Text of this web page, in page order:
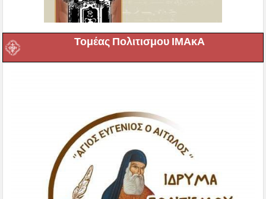
Τομέας Πολιτισμου ΙΜΑκΑ